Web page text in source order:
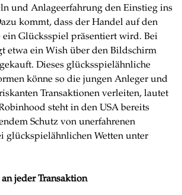
und Anlageerfahrung den Einstieg ins
kommt, dass der Handel auf den
Glücksspiel präsentiert wird. Bei
etwa ein Wish über den Bildschirm
Dieses glücksspielähnliche
könne so die jungen Anleger und
Transaktionen verleiten, lautet
steht in den USA bereits
Schutz von unerfahrenen
glückspielähnlichen Wetten unter
jeder Transaktion